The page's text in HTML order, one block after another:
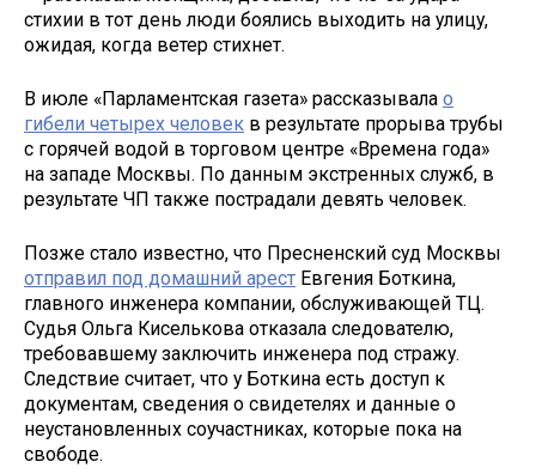
стихии в тот день люди боялись выходить на улицу,
ожидая, когда ветер стихнет.
В июле «Парламентская газета» рассказывала о
гибели четырех человек в результате прорыва трубы
с горячей водой в торговом центре «Времена года»
на западе Москвы. По данным экстренных служб, в
результате ЧП также пострадали девять человек.
Позже стало известно, что Пресненский суд Москвы
отправил под домашний арест Евгения Боткина,
главного инженера компании, обслуживающей ТЦ.
Судья Ольга Киселькова отказала следователю,
требовавшему заключить инженера под стражу.
Следствие считает, что у Боткина есть доступ к
документам, сведения о свидетелях и данные о
неустановленных соучастниках, которые пока на
свободе.